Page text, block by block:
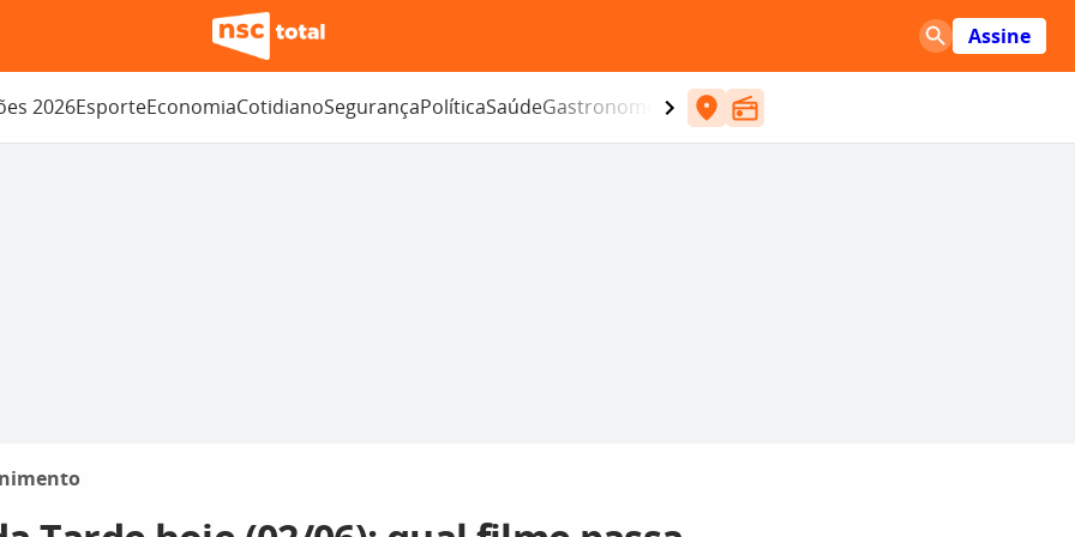
Assine
2026EsporteEconomiaCotidianoSegurançaPolíticaSaúdeGastronomia Entretenimento